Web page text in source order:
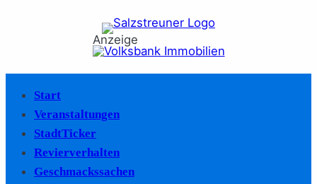
Anzeige
Start
Veranstaltungen
StadtTicker
Revierverhalten
Geschmackssachen